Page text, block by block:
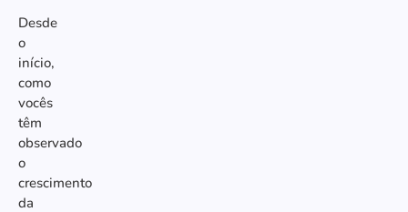
Desde
o
início,
como
vocês
têm
observado
o
crescimento
da